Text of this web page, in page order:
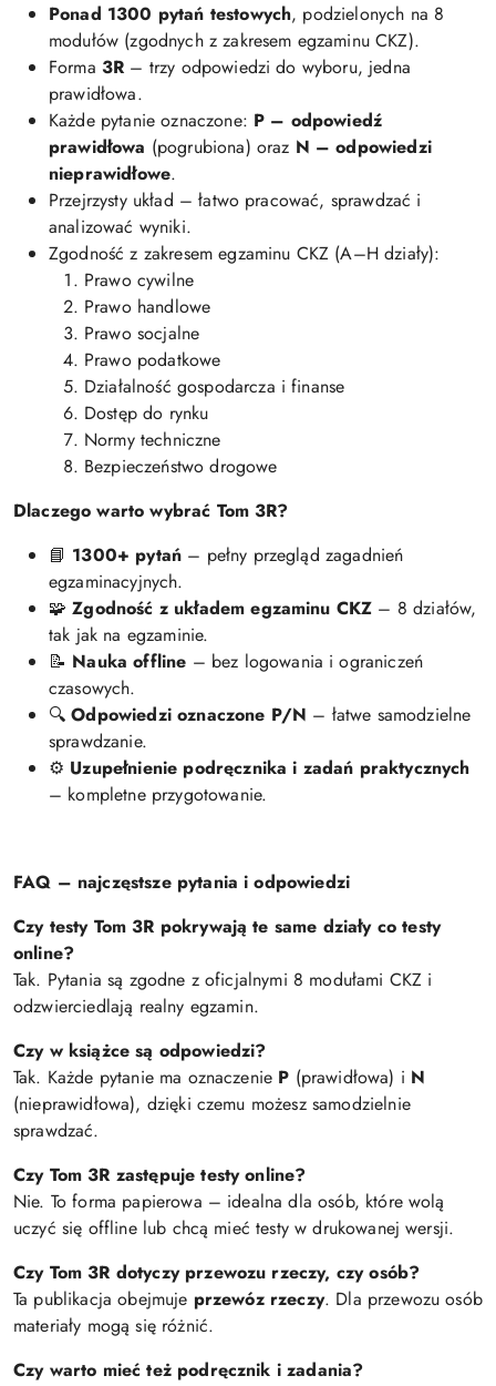
Ponad 1300 pytań testowych, podzielonych na 8
modułów (zgodnych z zakresem egzaminu CKZ).
Forma 3R – trzy odpowiedzi do wyboru, jedna
prawidłowa.
Każde pytanie oznaczone: P – odpowiedź
prawidłowa (pogrubiona) oraz N – odpowiedzi
nieprawidłowe.
Przejrzysty układ – łatwo pracować, sprawdzać i
analizować wyniki.
Zgodność z zakresem egzaminu CKZ (A–H działy):
Prawo cywilne
Prawo handlowe
Prawo socjalne
Prawo podatkowe
Działalność gospodarcza i finanse
Dostęp do rynku
Normy techniczne
Bezpieczeństwo drogowe
Dlaczego warto wybrać Tom 3R?
📘 1300+ pytań – pełny przegląd zagadnień
egzaminacyjnych.
🧩Zgodność z układem egzaminu CKZ – 8 działów,
tak jak na egzaminie.
📝 Nauka offline – bez logowania i ograniczeń
czasowych.
🔍Odpowiedzi oznaczone P/N – łatwe samodzielne
sprawdzanie.
⚙️ Uzupełnienie podręcznika i zadań praktycznych
– kompletne przygotowanie.
FAQ – najczęstsze pytania i odpowiedzi
Czy testy Tom 3R pokrywają te same działy co testy
online?
Tak. Pytania są zgodne z oficjalnymi 8 modułami CKZ i
odzwierciedlają realny egzamin.
Czy w książce są odpowiedzi?
Tak. Każde pytanie ma oznaczenie P (prawidłowa) i N
(nieprawidłowa), dzięki czemu możesz samodzielnie
sprawdzać.
Czy Tom 3R zastępuje testy online?
Nie. To forma papierowa – idealna dla osób, które wolą
uczyć się offline lub chcą mieć testy w drukowanej wersji.
Czy Tom 3R dotyczy przewozu rzeczy, czy osób?
Ta publikacja obejmuje przewóz rzeczy. Dla przewozu osób
materiały mogą się różnić.
Czy warto mieć też podręcznik i zadania?